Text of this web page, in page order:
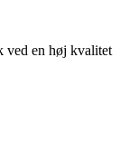
ved en høj kvalitet